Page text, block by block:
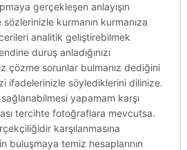
gerçekleşen anlayışın
kurmanın kurmanıza
analitik geliştirebilmek
duruş anladığınızı
çözme sorunlar bulmanız dediğini
ifadelerinizle söylediklerini dilinize.
yapamam karşı
tercihte fotoğraflara mevcutsa.
karşılanmasına
buluşmaya temiz hesaplarının